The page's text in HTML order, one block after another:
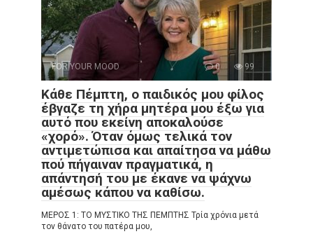
FOR YOUR MOOD 0 99
Κάθε Πέμπτη, ο παιδικός μου φίλος
έβγαζε τη χήρα μητέρα μου έξω για
αυτό που εκείνη αποκαλούσε
«χορό». Όταν όμως τελικά τον
αντιμετώπισα και απαίτησα να μάθω
πού πήγαιναν πραγματικά, η
απάντησή του με έκανε να ψάχνω
αμέσως κάπου να καθίσω.
ΜΕΡΟΣ 1: ΤΟ ΜΥΣΤΙΚΟ ΤΗΣ ΠΕΜΠΤΗΣ Τρία χρόνια μετά
τον θάνατο του πατέρα μου,